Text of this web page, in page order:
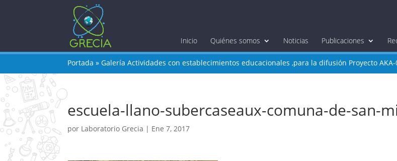
Inicio Quiénes somos Noticias Publicaciones
Portada »Galería Actividades con establecimientos educacionales ,para la difusión Proyecto AKA-
escuela-llano-subercaseaux-comuna-de-san-
por Laboratorio Grecia | Ene 7, 2017